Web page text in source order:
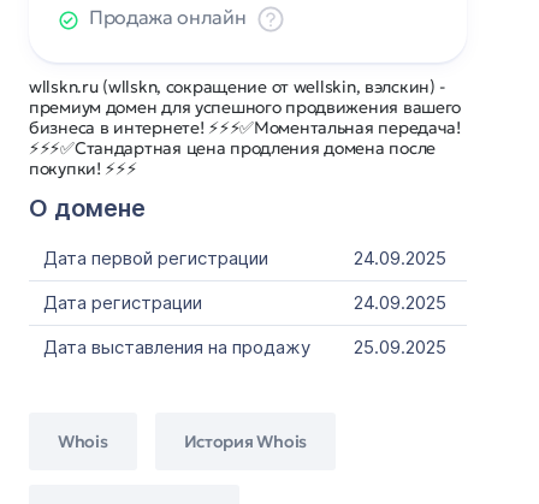
wllskn.ru (wllskn, сокращение от wellskin, вэлскин) -
премиум домен для успешного продвижения вашего
бизнеса в интернете! ⚡⚡⚡✅Моментальная передача!
⚡⚡⚡✅Стандартная цена продления домена после
покупки! ⚡⚡⚡
О домене
Дата первой регистрации
24.09.2025
Дата регистрации
24.09.2025
Дата выставления на продажу
25.09.2025
Whois История Whois
Продажа онлайн